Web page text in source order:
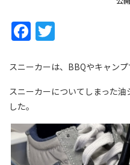
Facebook
スニーカーは、BBQやキャンプ
スニーカーについてしまった
した。